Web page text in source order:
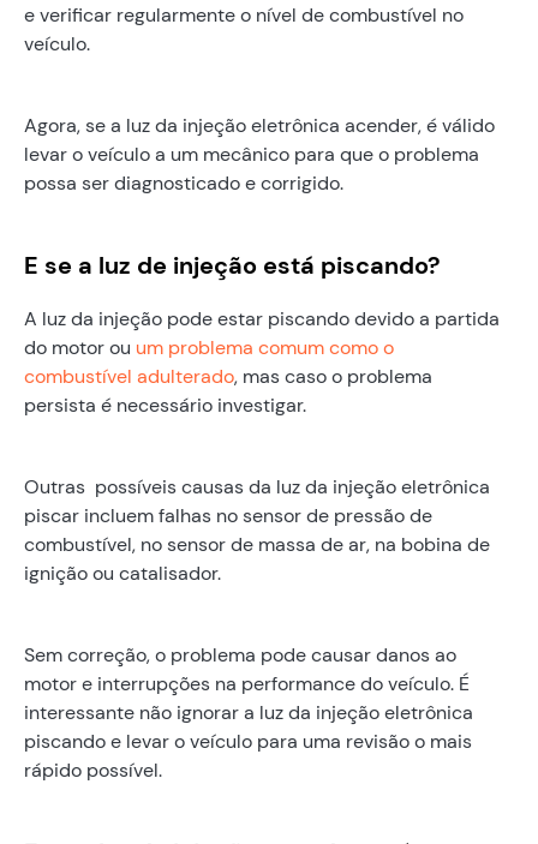
e verificar regularmente o nível de combustível no
veículo.
Agora, se a luz da injeção eletrônica acender, é válido
levar o veículo a um mecânico para que o problema
possa ser diagnosticado e corrigido.
E se a luz de injeção está piscando?
A luz da injeção pode estar piscando devido a partida
do motor ou um problema comum como o
combustível adulterado, mas caso o problema
persista é necessário investigar.
Outras possíveis causas da luz da injeção eletrônica
piscar incluem falhas no sensor de pressão de
combustível, no sensor de massa de ar, na bobina de
ignição ou catalisador.
Sem correção, o problema pode causar danos ao
motor e interrupções na performance do veículo. É
interessante não ignorar a luz da injeção eletrônica
piscando e levar o veículo para uma revisão o mais
rápido possível.